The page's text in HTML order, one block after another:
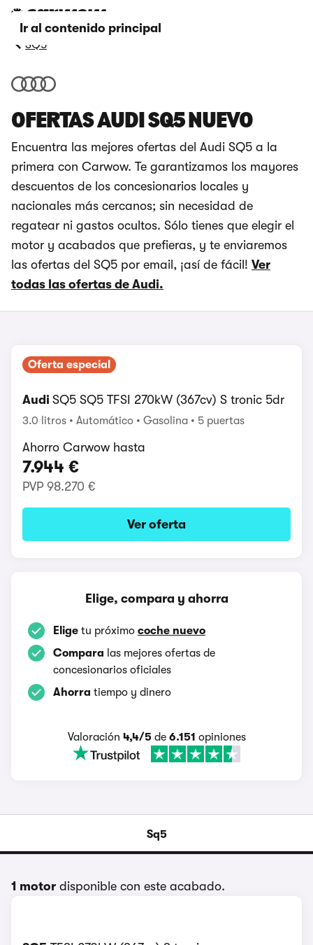
Ir al contenido principal
SQ5
OFERTAS AUDI SQ5 NUEVO
Encuentra las mejores ofertas del Audi SQ5 a la
primera con Carwow. Te garantizamos los mayores
descuentos de los concesionarios locales y
nacionales más cercanos; sin necesidad de
regatear ni gastos ocultos. Sólo tienes que elegir el
motor y acabados que prefieras, y te enviaremos
las ofertas del SQ5 por email, ¡así de fácil! Ver
todas las ofertas de Audi.
Oferta especial
Audi SQ5 SQ5 TFSI 270kW (367cv) S tronic 5dr
3.0 litros Automático Gasolina 5 puertas
Ahorro Carwow hasta
7.944 €
PVP 98.270 €
Ver oferta
Elige, compara y ahorra
Elige tu próximo coche nuevo
Compara las mejores ofertas de
concesionarios oficiales
Ahorra tiempo y dinero
Valoración 4,4/5de 6.151 opiniones
Sq5
1 motor disponible con este acabado.